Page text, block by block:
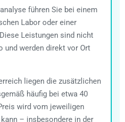
führen Sie bei einem
Labor oder einer
Leistungen sind nicht
und werden direkt vor Ort
liegen die zusätzlichen
häufig bei etwa 40
wird vom jeweiligen
– insbesondere in der